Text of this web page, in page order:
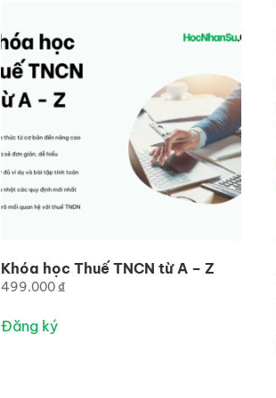
Khóa học Thuế TNCN từ A – Z
499.000₫
Đăng ký